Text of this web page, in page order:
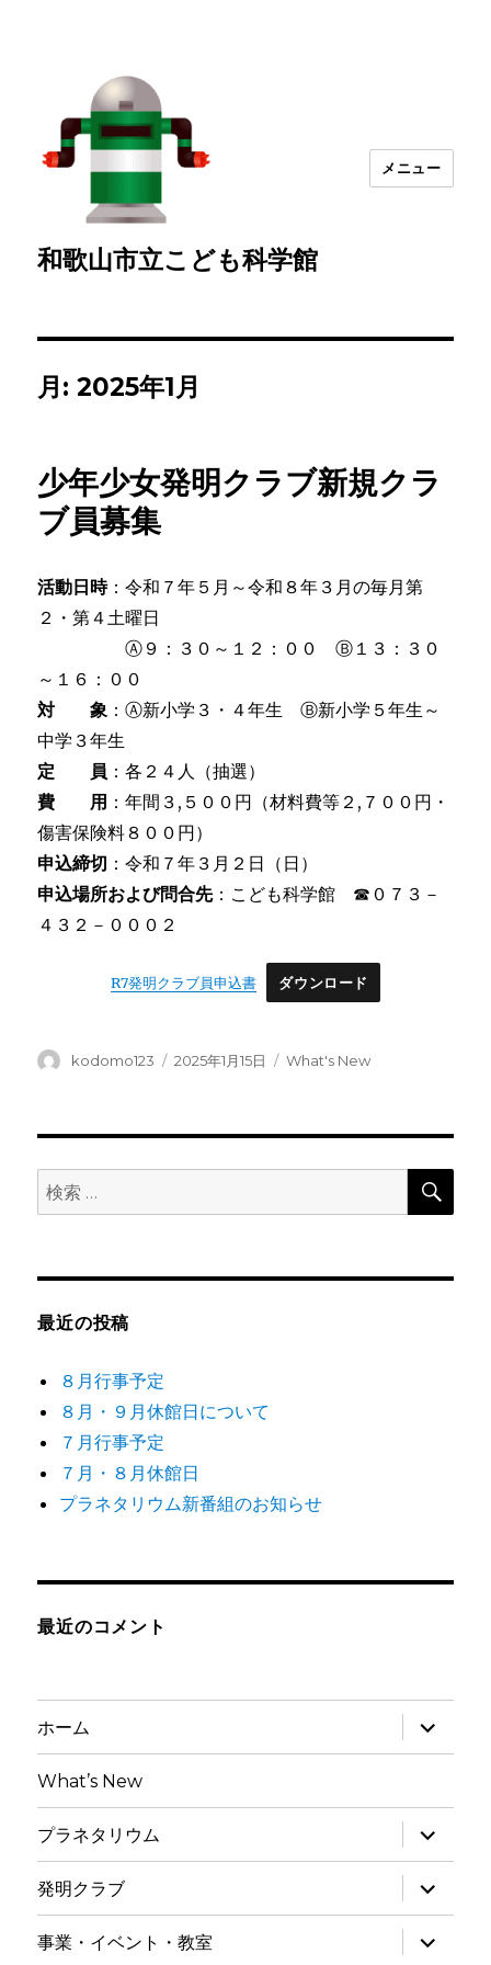
和歌山市立こども科学館
メニュー
月:2025年1月
少年少女発明クラブ新規クラ
ブ員募集
活動日時：令和７年５月～令和８年３月の毎月第
２・第４土曜日
Ⓐ９：３０～１２：００ Ⓑ１３：３０
～１６：００
対 象 ：Ⓐ新小学３・４年生 Ⓑ新小学５年生～
中学３年生
定 員 ：各２４人（抽選）
費 用 ：年間３,５００円（材料費等２,７００円・
傷害保険料８００円）
申込締切 ：令和７年３月２日（日）
申込場所および問合先：こども科学館 ☎０７３－
４３２－０００２
R7発明クラブ員申込書 ダウンロード
投
kodomo123
投
2025年1月15日
カ
What's New
検
索:
検
最近の投稿
８月行事予定
８月・９月休館日について
７月行事予定
７月・８月休館日
プラネタリウム新番組のお知らせ
最近のコメント
ホーム
ブ
メ
ー
を
展
開
What’s New
プラネタリウム
ブ
メ
ニ
ュ
ー
を
展
発明クラブ
ブ
メ
ニ
ュ
事業・イベント・教室
ブ